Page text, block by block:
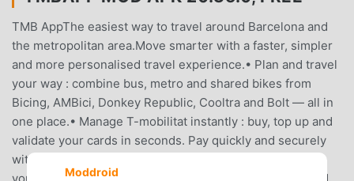
TMB AppThe easiest way to travel around Barcelona and
the metropolitan area.Move smarter with a faster, simpler
and more personalised travel experience.• Plan and travel
your way : combine bus, metro and shared bikes from
Bicing, AMBici, Donkey Republic, Cooltra and Bolt — all in
one place.• Manage T-mobilitat instantly : buy, top up and
validate your cards in seconds. Pay quickly and securely
with GPay and Apple Pay.• Save your favourites : keep
Moddroid